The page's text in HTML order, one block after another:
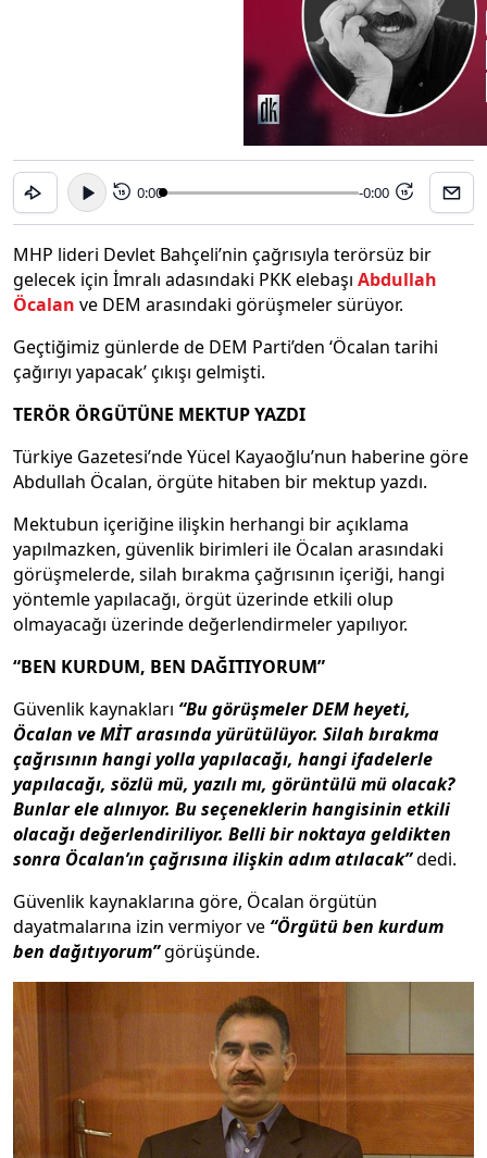
15 0:00 -0:00 15
MHP lideri Devlet Bahçeli’nin çağrısıyla terörsüz bir
gelecek için İmralı adasındaki PKK elebaşı Abdullah
Öcalan ve DEM arasındaki görüşmeler sürüyor.
Geçtiğimiz günlerde de DEM Parti’den ‘Öcalan tarihi
çağırıyı yapacak’ çıkışı gelmişti.
TERÖR ÖRGÜTÜNE MEKTUP YAZDI
Türkiye Gazetesi’nde Yücel Kayaoğlu’nun haberine göre
Abdullah Öcalan, örgüte hitaben bir mektup yazdı.
Mektubun içeriğine ilişkin herhangi bir açıklama
yapılmazken, güvenlik birimleri ile Öcalan arasındaki
görüşmelerde, silah bırakma çağrısının içeriği, hangi
yöntemle yapılacağı, örgüt üzerinde etkili olup
olmayacağı üzerinde değerlendirmeler yapılıyor.
“BEN KURDUM, BEN DAĞITIYORUM”
Güvenlik kaynakları “Bu görüşmeler DEM heyeti,
Öcalan ve MİT arasında yürütülüyor. Silah bırakma
çağrısının hangi yolla yapılacağı, hangi ifadelerle
yapılacağı, sözlü mü, yazılı mı, görüntülü mü olacak?
Bunlar ele alınıyor. Bu seçeneklerin hangisinin etkili
olacağı değerlendiriliyor. Belli bir noktaya geldikten
sonra Öcalan’ın çağrısına ilişkin adım atılacak”dedi.
Güvenlik kaynaklarına göre, Öcalan örgütün
dayatmalarına izin vermiyor ve “Örgütü ben kurdum
ben dağıtıyorum”görüşünde.